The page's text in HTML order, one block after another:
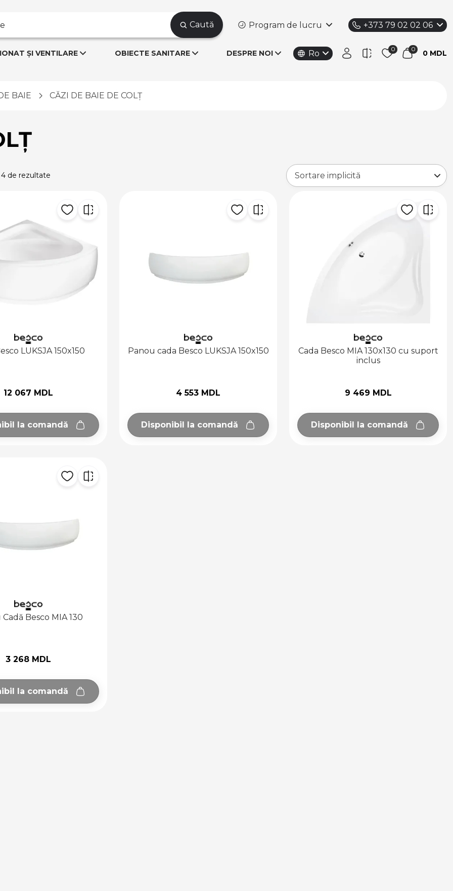
Caută Program de lucru +373 79 02 02 06
ȘI VENTILARE OBIECTE SANITARE DESPRE NOI Ro 0 MDL
BAIE CĂZI DE BAIE DE COLȚ
4 de rezultate
LUKSJA 150x150
12 067 MDL
la comandă
Panou cada Besco LUKSJA 150x150
4 553 MDL
Disponibil la comandă
Cada Besco MIA 130x130 cu suport
inclus
9 469 MDL
Disponibil la comandă
Besco MIA 130
3 268 MDL
la comandă